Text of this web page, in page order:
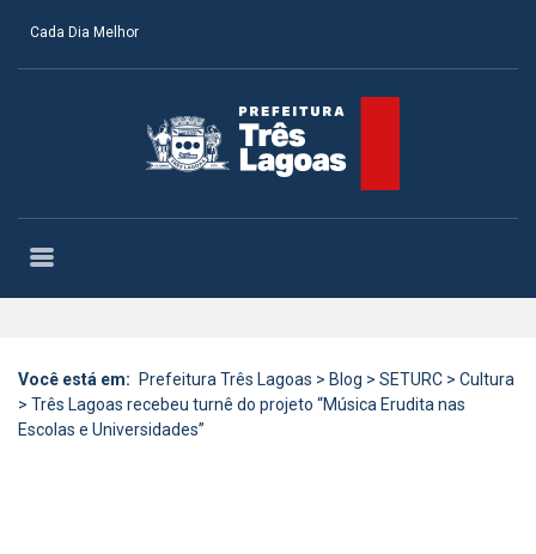
Cada Dia Melhor
Você está em: Prefeitura Três Lagoas > Blog > SETURC > Cultura
> Três Lagoas recebeu turnê do projeto “Música Erudita nas
Escolas e Universidades”